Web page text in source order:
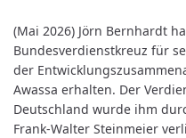
(Mai 2026) Jörn Bernhardt
Bundesverdienstkreuz für
der
Awassa erhalten. Der
Deutschland wurde ihm
Frank-Walter Steinmeier